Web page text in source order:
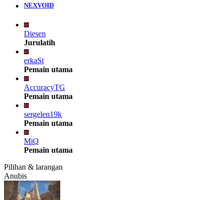
NEXVOID
Diesen
Jurulatih
erkaSt
Pemain utama
AccuracyTG
Pemain utama
sergelen19k
Pemain utama
MiQ
Pemain utama
Pilihan & larangan
Anubis